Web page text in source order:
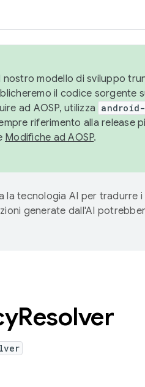
modello di sviluppo
il codice sorgente
ad AOSP, utilizza
riferimento alla release
Modifiche ad AOSP.
la tecnologia AI per tradurre
generate dall'AI
Resolver